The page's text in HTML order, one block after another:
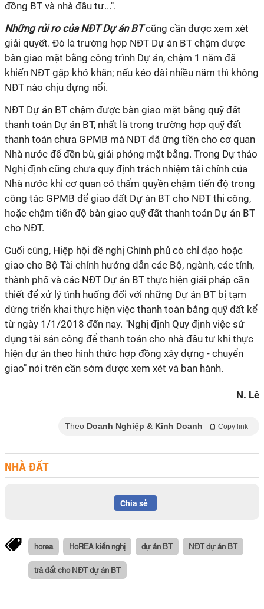
đồng BT và nhà đầu tư...".
Những rủi ro của NĐT Dự án BTcũng cần được xem xét
giải quyết. Đó là trường hợp NĐT Dự án BT chậm được
bàn giao mặt bằng công trình Dự án, chậm 1 năm đã
khiến NĐT gặp khó khăn; nếu kéo dài nhiều năm thì không
NĐT nào chịu đựng nổi.
NĐT Dự án BT chậm được bàn giao mặt bằng quỹ đất
thanh toán Dự án BT, nhất là trong trường hợp quỹ đất
thanh toán chưa GPMB mà NĐT đã ứng tiền cho cơ quan
Nhà nước để đền bù, giải phóng mặt bằng. Trong Dự thảo
Nghị định cũng chưa quy định trách nhiệm tài chính của
Nhà nước khi cơ quan có thẩm quyền chậm tiến độ trong
công tác GPMB để giao đất Dự án BT cho NĐT thi công,
hoặc chậm tiến độ bàn giao quỹ đất thanh toán Dự án BT
cho NĐT.
Cuối cùng, Hiệp hội đề nghị Chính phủ có chỉ đạo hoặc
giao cho Bộ Tài chính hướng dẫn các Bộ, ngành, các tỉnh,
thành phố và các NĐT Dự án BT thực hiện giải pháp cần
thiết để xử lý tình huống đối với những Dự án BT bị tạm
dừng triển khai thực hiện việc thanh toán bằng quỹ đất kể
từ ngày 1/1/2018 đến nay. "Nghị định Quy định việc sử
dụng tài sản công để thanh toán cho nhà đầu tư khi thực
hiện dự án theo hình thức hợp đồng xây dựng - chuyển
giao" nói trên cần sớm được xem xét và ban hành.
N. Lê
Theo Doanh Nghiệp & Kinh Doanh Copy link
NHÀ ĐẤT
Chia sẻ
horea HoREA kiến nghị dự án BT NĐT dự án BT
trả đất cho NĐT dự án BT